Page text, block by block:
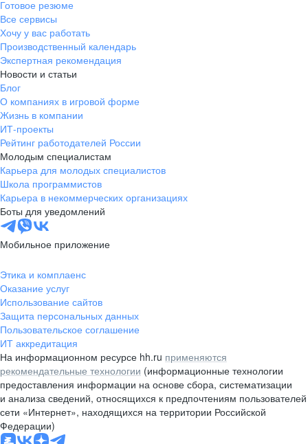
Готовое резюме
Все сервисы
Хочу у вас работать
Производственный календарь
Экспертная рекомендация
Новости и статьи
Блог
О компаниях в игровой форме
Жизнь в компании
ИТ-проекты
Рейтинг работодателей России
Молодым специалистам
Карьера для молодых специалистов
Школа программистов
Карьера в некоммерческих организациях
Боты для уведомлений
Мобильное приложение
Этика и комплаенс
Оказание услуг
Использование сайтов
Защита персональных данных
Пользовательское соглашение
ИТ аккредитация
На информационном ресурсе hh.ru применяются
рекомендательные технологии (информационные технологии
предоставления информации на основе сбора, систематизации
и анализа сведений, относящихся к предпочтениям пользователей
сети «Интернет», находящихся на территории Российской
Федерации)